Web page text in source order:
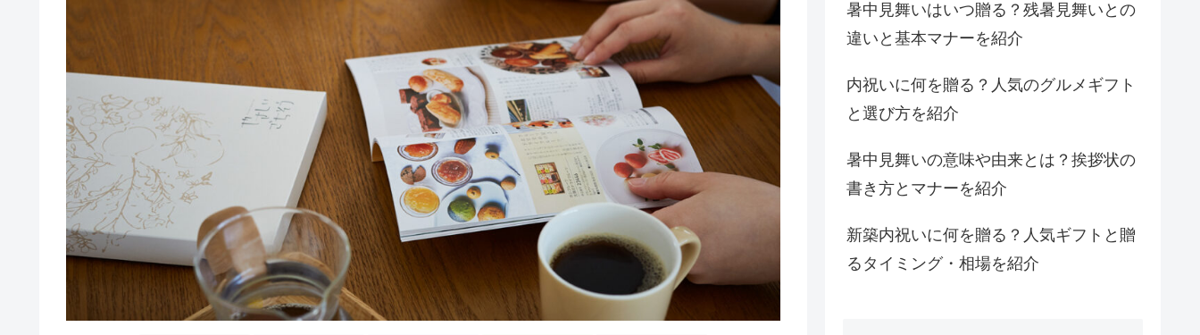
暑中見舞いはいつ贈る？残暑見舞いとの
違いと基本マナーを紹介
内祝いに何を贈る？人気のグルメギフト
と選び方を紹介
暑中見舞いの意味や由来とは？挨拶状の
書き方とマナーを紹介
新築内祝いに何を贈る？人気ギフトと贈
るタイミング・相場を紹介